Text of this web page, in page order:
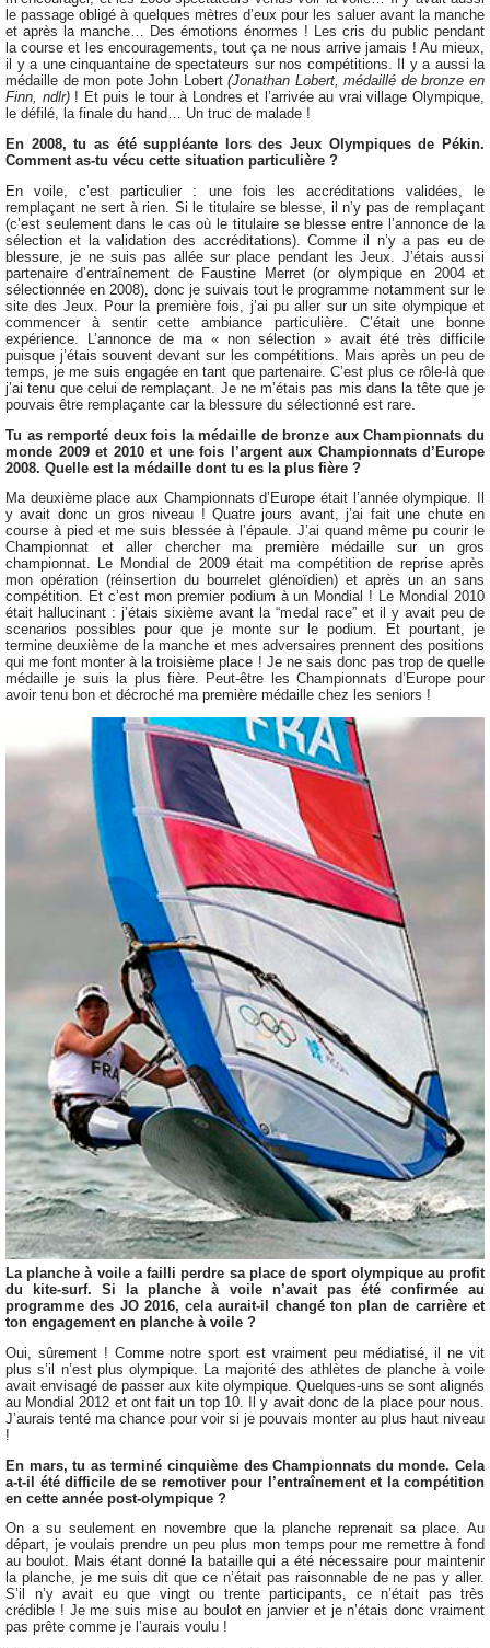
le passage obligé à quelques mètres d’eux pour les saluer avant la manche
et après la manche… Des émotions énormes ! Les cris du public pendant
la course et les encouragements, tout ça ne nous arrive jamais ! Au mieux,
il y a une cinquantaine de spectateurs sur nos compétitions. Il y a aussi la
médaille de mon pote John Lobert(Jonathan Lobert, médaillé de bronze en
Finn, ndlr)! Et puis le tour à Londres et l’arrivée au vrai village Olympique,
le défilé, la finale du hand… Un truc de malade !
En 2008, tu as été suppléante lors des Jeux Olympiques de Pékin.
Comment as-tu vécu cette situation particulière ?
En voile, c’est particulier : une fois les accréditations validées, le
remplaçant ne sert à rien. Si le titulaire se blesse, il n’y pas de remplaçant
(c’est seulement dans le cas où le titulaire se blesse entre l’annonce de la
sélection et la validation des accréditations). Comme il n’y a pas eu de
blessure, je ne suis pas allée sur place pendant les Jeux. J’étais aussi
partenaire d’entraînement de Faustine Merret (or olympique en 2004 et
sélectionnée en 2008), donc je suivais tout le programme notamment sur le
site des Jeux. Pour la première fois, j’ai pu aller sur un site olympique et
commencer à sentir cette ambiance particulière. C’était une bonne
expérience. L’annonce de ma « non sélection » avait été très difficile
puisque j’étais souvent devant sur les compétitions. Mais après un peu de
temps, je me suis engagée en tant que partenaire. C’est plus ce rôle-là que
j’ai tenu que celui de remplaçant. Je ne m’étais pas mis dans la tête que je
pouvais être remplaçante car la blessure du sélectionné est rare.
Tu as remporté deux fois la médaille de bronze aux Championnats du
monde 2009 et 2010 et une fois l’argent aux Championnats d’Europe
2008. Quelle est la médaille dont tu es la plus fière ?
Ma deuxième place aux Championnats d’Europe était l’année olympique. Il
y avait donc un gros niveau ! Quatre jours avant, j’ai fait une chute en
course à pied et me suis blessée à l’épaule. J’ai quand même pu courir le
Championnat et aller chercher ma première médaille sur un gros
championnat. Le Mondial de 2009 était ma compétition de reprise après
mon opération (réinsertion du bourrelet glénoïdien) et après un an sans
compétition. Et c’est mon premier podium à un Mondial ! Le Mondial 2010
était hallucinant : j’étais sixième avant la “medal race” et il y avait peu de
scenarios possibles pour que je monte sur le podium. Et pourtant, je
termine deuxième de la manche et mes adversaires prennent des positions
qui me font monter à la troisième place ! Je ne sais donc pas trop de quelle
médaille je suis la plus fière. Peut-être les Championnats d’Europe pour
avoir tenu bon et décroché ma première médaille chez les seniors !
La planche à voile a failli perdre sa place de sport olympique au profit
du kite-surf. Si la planche à voile n’avait pas été confirmée au
programme des JO 2016, cela aurait-il changé ton plan de carrière et
ton engagement en planche à voile ?
Oui, sûrement ! Comme notre sport est vraiment peu médiatisé, il ne vit
plus s’il n’est plus olympique. La majorité des athlètes de planche à voile
avait envisagé de passer aux kite olympique. Quelques-uns se sont alignés
au Mondial 2012 et ont fait un top 10. Il y avait donc de la place pour nous.
J’aurais tenté ma chance pour voir si je pouvais monter au plus haut niveau
!
En mars, tu as terminé cinquième des Championnats du monde. Cela
a-t-il été difficile de se remotiver pour l’entraînement et la compétition
en cette année post-olympique ?
On a su seulement en novembre que la planche reprenait sa place. Au
départ, je voulais prendre un peu plus mon temps pour me remettre à fond
au boulot. Mais étant donné la bataille qui a été nécessaire pour maintenir
la planche, je me suis dit que ce n’était pas raisonnable de ne pas y aller.
S’il n’y avait eu que vingt ou trente participants, ce n’était pas très
crédible ! Je me suis mise au boulot en janvier et je n’étais donc vraiment
pas prête comme je l’aurais voulu !